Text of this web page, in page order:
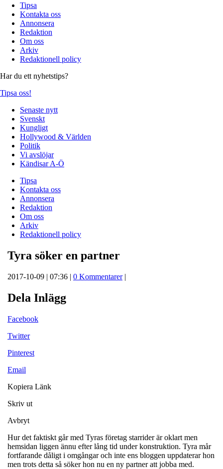
Tipsa
Kontakta oss
Annonsera
Redaktion
Om oss
Arkiv
Redaktionell policy
Har du ett nyhetstips?
Tipsa oss!
Senaste nytt
Svenskt
Kungligt
Hollywood & Världen
Politik
Vi avslöjar
Kändisar A-Ö
Tipsa
Kontakta oss
Annonsera
Redaktion
Om oss
Arkiv
Redaktionell policy
Tyra söker en partner
2017-10-09 | 07:36 | 0 Kommentarer|
Dela Inlägg
Facebook
Twitter
Pinterest
Email
Kopiera Länk
Skriv ut
Avbryt
Hur det faktiskt går med Tyras företag starrider är oklart men
hemsidan liggen ännu efter lång tid under konstruktion. Tyra mår
fortfarande dåligt i omgångar och inte ens bloggen uppdaterar hon
men trots detta så söker hon nu en ny partner att jobba med.